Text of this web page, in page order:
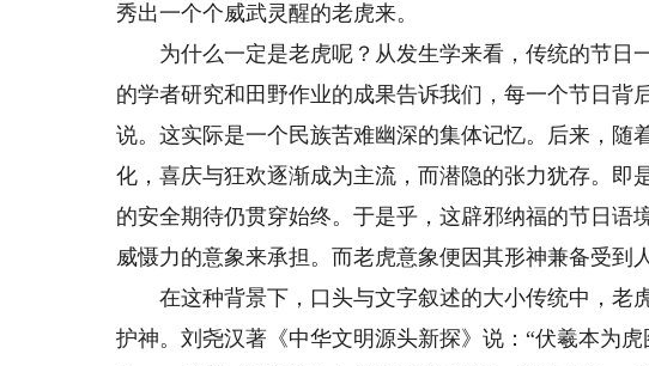
秀出一个个威武灵醒的老虎来。
为什么一定是老虎呢？从发生学来看，传统的节日
的学者研究和田野作业的成果告诉我们，每一个节日背
说。这实际是一个民族苦难幽深的集体记忆。后来，随
化，喜庆与狂欢逐渐成为主流，而潜隐的张力犹存。即
的安全期待仍贯穿始终。于是乎，这辟邪纳福的节日语
威慑力的意象来承担。而老虎意象便因其形神兼备受到
在这种背景下，口头与文字叙述的大小传统中，老
护神。刘尧汉著《中华文明源头新探》说：“伏羲本为